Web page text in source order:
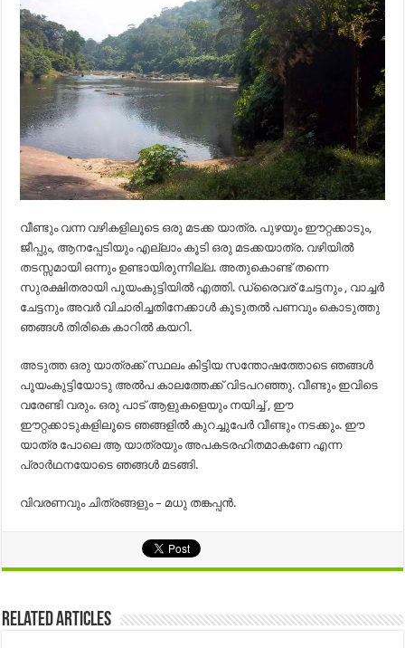
വീണ്ടും വന്ന വഴികളിലൂടെ ഒരു മടക്ക യാത്ര. പുഴയും ഈറ്റക്കാടും,
ജീപ്പും, ആനപ്പേടിയും എല്ലാം കൂടി ഒരു മടക്കയാത്ര. വഴിയിൽ
തടസ്സമായി ഒന്നും ഉണ്ടായിരുന്നില്ല. അതുകൊണ്ട് തന്നെ
സുരക്ഷിതരായി പൂയംകുട്ടിയിൽ എത്തി. ഡ്രൈവര് ചേട്ടനും , വാച്ചർ
ചേട്ടനും അവർ വിചാരിച്ചതിനേക്കാൾ കൂടുതൽ പണവും കൊടുത്തു
ഞങ്ങൾ തിരികെ കാറിൽ കയറി.
അടുത്ത ഒരു യാത്രക്ക് സ്ഥലം കിട്ടിയ സന്തോഷത്തോടെ ഞങ്ങൾ
പൂയംകുട്ടിയോടു അൽപ കാലത്തേക്ക് വിടപറഞ്ഞു. വീണ്ടും ഇവിടെ
വരേണ്ടി വരും. ഒരു പാട് ആളുകളെയും നയിച്ച്‌ , ഈ
ഈറ്റക്കാടുകളിലൂടെ ഞങ്ങളിൽ കുറച്ചുപേർ വീണ്ടും നടക്കും. ഈ
യാത്ര പോലെ ആ യാത്രയും അപകടരഹിതമാകണേ എന്ന
പ്രാർഥനയോടെ ഞങ്ങൾ മടങ്ങി.
വിവരണവും ചിത്രങ്ങളും – മധു തങ്കപ്പന്‍.
Related Articles